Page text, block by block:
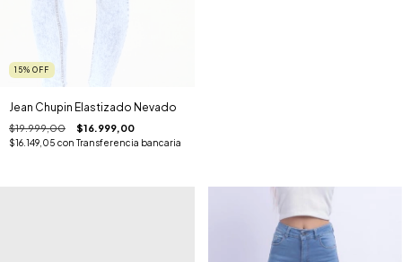
15% OFF
Jean Chupin Elastizado Nevado
$19.999,00 $16.999,00
$16.149,05 con Transferencia bancaria